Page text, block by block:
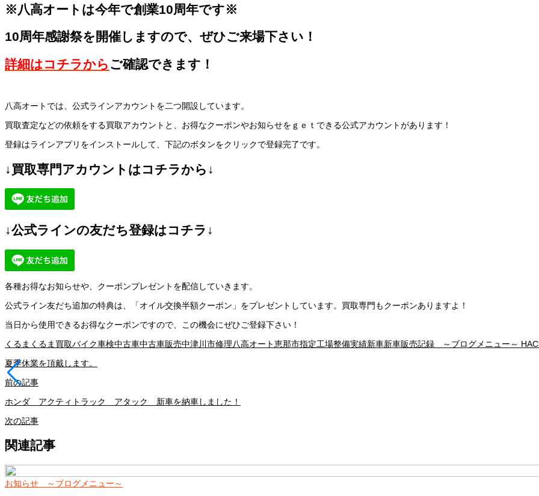
※八高オートは今年で創業10周年です※
10周年感謝祭を開催しますので、ぜひご来場下さい！
詳細はコチラから ご確認できます！
八高オートでは、公式ラインアカウントを二つ開設しています。
買取査定などの依頼をする買取アカウントと、お得なクーポンやお知らせをｇｅｔできる公式アカウントがあります！
登録はラインアプリをインストールして、下記のボタンをクリックで登録完了です。
↓買取専門アカウントはコチラから↓
↓公式ラインの友だち登録はコチラ↓
各種お得なお知らせや、クーポンプレゼントを配信していきます。
公式ライン友だち追加の特典は、「オイル交換半額クーポン」をプレゼントしています。買取専門もクーポンありますよ！
当日から使用できるお得なクーポンですので、この機会にぜひご登録下さい！
くるま くるま買取バイク車検中古車中古車販売中津川市修理八高オート恵那市指定工場整備実績新車新車販売記録 ～ブログメニュー～
夏季休業を頂戴します。
前の記事
ホンダ アクティトラック アタック 新車を納車しました！
次の記事
関連記事
お知らせ ～ブログメニュー～